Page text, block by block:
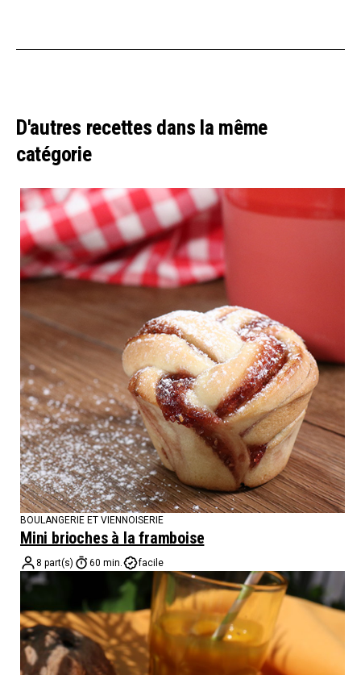
D'autres recettes dans la même
catégorie
BOULANGERIE ET VIENNOISERIE
Mini brioches à la framboise
8 part(s) 60 min. facile